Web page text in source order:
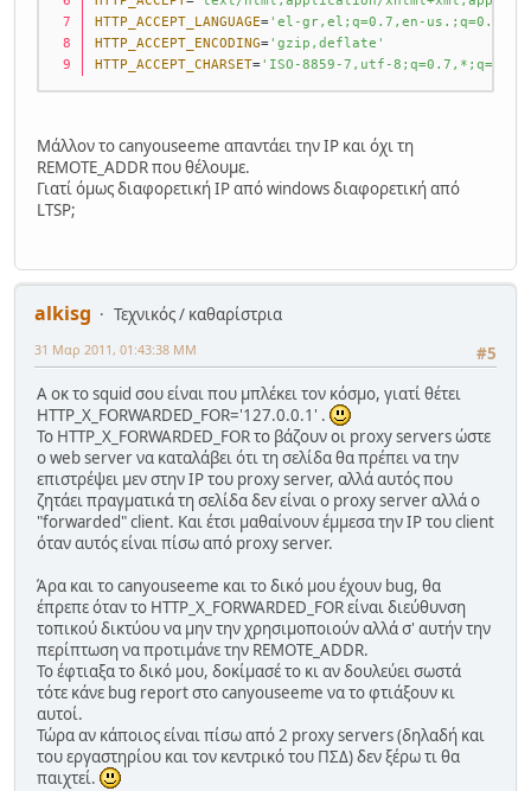
HTTP_ACCEPT_LANGUAGE='el-gr,el;q=0.7,en-us.;q=0.3'
HTTP_ACCEPT_ENCODING='gzip,deflate'
HTTP_ACCEPT_CHARSET='ISO-8859-7,utf-8;q=0.7,*;q=0.7'
Μάλλον το canyouseeme απαντάει την IP και όχι τη
REMOTE_ADDR που θέλουμε.
Γιατί όμως διαφορετική IP από windows διαφορετική από
LTSP;
alkisg
Τεχνικός / καθαρίστρια
#5
31 Μαρ 2011, 01:43:38 ΜΜ
Α οκ το squid σου είναι που μπλέκει τον κόσμο, γιατί θέτει
HTTP_X_FORWARDED_FOR='127.0.0.1' .
Το HTTP_X_FORWARDED_FOR το βάζουν οι proxy servers ώστε
ο web server να καταλάβει ότι τη σελίδα θα πρέπει να την
επιστρέψει μεν στην IP του proxy server, αλλά αυτός που
ζητάει πραγματικά τη σελίδα δεν είναι ο proxy server αλλά ο
"forwarded" client. Και έτσι μαθαίνουν έμμεσα την IP του client
όταν αυτός είναι πίσω από proxy server.
Άρα και το canyouseeme και το δικό μου έχουν bug, θα
έπρεπε όταν το HTTP_X_FORWARDED_FOR είναι διεύθυνση
τοπικού δικτύου να μην την χρησιμοποιούν αλλά σ' αυτήν την
περίπτωση να προτιμάνε την REMOTE_ADDR.
Το έφτιαξα το δικό μου, δοκίμασέ το κι αν δουλεύει σωστά
τότε κάνε bug report στο canyouseeme να το φτιάξουν κι
αυτοί.
Τώρα αν κάποιος είναι πίσω από 2 proxy servers (δηλαδή και
του εργαστηρίου και τον κεντρικό του ΠΣΔ) δεν ξέρω τι θα
παιχτεί.